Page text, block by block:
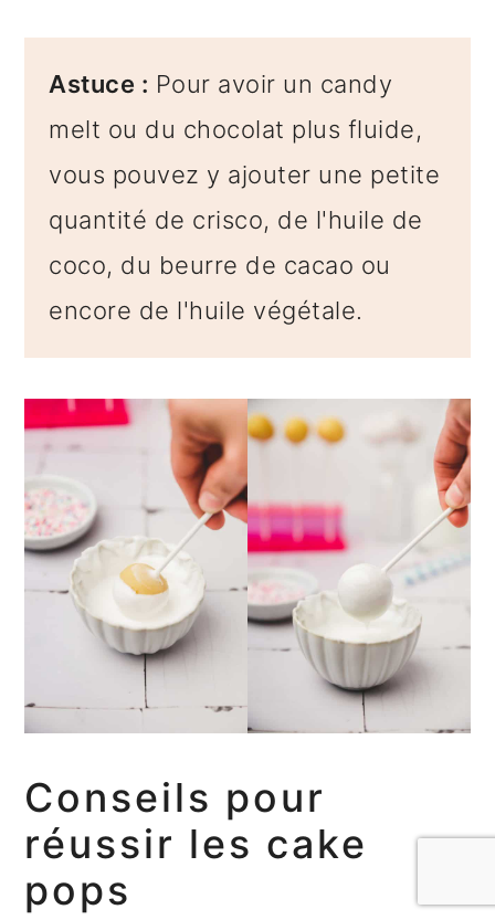
Astuce : Pour avoir un candy
melt ou du chocolat plus fluide,
vous pouvez y ajouter une petite
quantité de crisco, de l'huile de
coco, du beurre de cacao ou
encore de l'huile végétale.
Conseils pour
réussir les cake
pops